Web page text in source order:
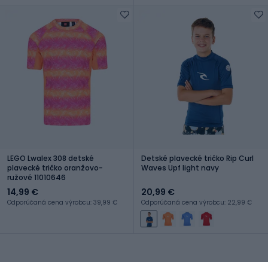
LEGO Lwalex 308 detské
plavecké tričko oranžovo-
ružové 11010646
14,99 €
Odporúčaná cena výrobcu: 39,99 €
Detské plavecké tričko Rip Curl
Waves Upf light navy
20,99 €
Odporúčaná cena výrobcu: 22,99 €